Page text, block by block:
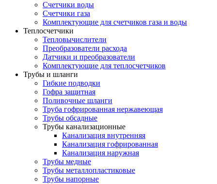
Счетчики воды
Счетчики газа
Комплектующие для счетчиков газа и воды
Теплосчетчики
Тепловычислители
Преобразователи расхода
Датчики и преобразователи
Комплектующие для теплосчетчиков
Трубы и шланги
Гибкие подводки
Гофра защитная
Поливочные шланги
Труба гофрированная нержавеющая
Трубы обсадные
Трубы канализационные
Канализация внутренняя
Канализация гофрированная
Канализация наружная
Трубы медные
Трубы металлопластиковые
Трубы напорные